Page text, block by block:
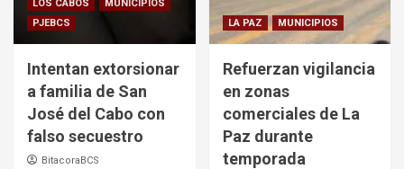
LOS CABOS
MUNICIPIOS
PJEBCS
Intentan extorsionar
a familia de San
José del Cabo con
falso secuestro
BitacoraBCS
LA PAZ MUNICIPIOS
Refuerzan vigilancia
en zonas
comerciales de La
Paz durante
temporada